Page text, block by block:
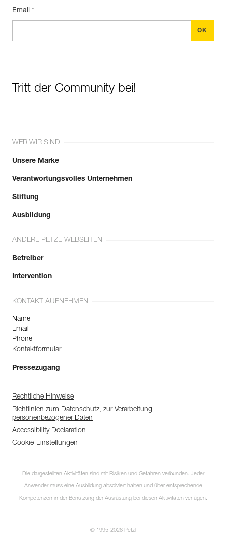
Email *
Tritt der Community bei!
WER WIR SIND
Unsere Marke
Verantwortungsvolles Unternehmen
Stiftung
Ausbildung
ANDERE PETZL WEBSEITEN
Betreiber
Intervention
KONTAKT AUFNEHMEN
Name
Email
Phone
Kontaktformular
Pressezugang
Rechtliche Hinweise
Richtlinien zum Datenschutz, zur Verarbeitung
personenbezogener Daten
Accessibility Declaration
Cookie-Einstellungen
Die dargestellten Aktivitäten sind mit Risiken und Gefahren verbunden. Jeder
Anwender muss eine Ausbildung absolviert haben und über entsprechende
Kompetenzen in der Benutzung der Ausrüstung bei diesen Aktivitäten verfügen.
© 1995-2026 Petzl